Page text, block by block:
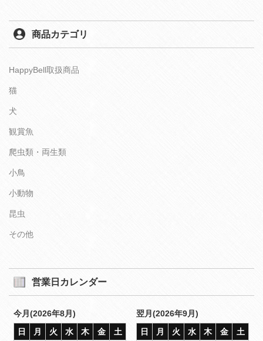
商品カテゴリ
HappyBell取扱商品
猫
犬
観賞魚
爬虫類・両生類
小鳥
小動物
昆虫
その他
営業日カレンダー
今月(2026年8月)
日
月 火 水 木 金
土
翌月(2026年9月)
日
月 火 水 木 金
土